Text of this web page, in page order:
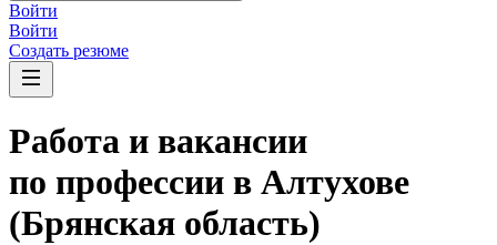
Войти
Войти
Создать резюме
Работа и вакансии
по профессии в Алтухове
(Брянская область)